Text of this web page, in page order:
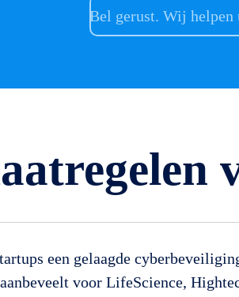
Bel gerust. Wij helpen
een gelaagde
voor LifeScience,